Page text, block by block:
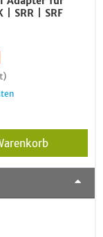
| SRR | SRF